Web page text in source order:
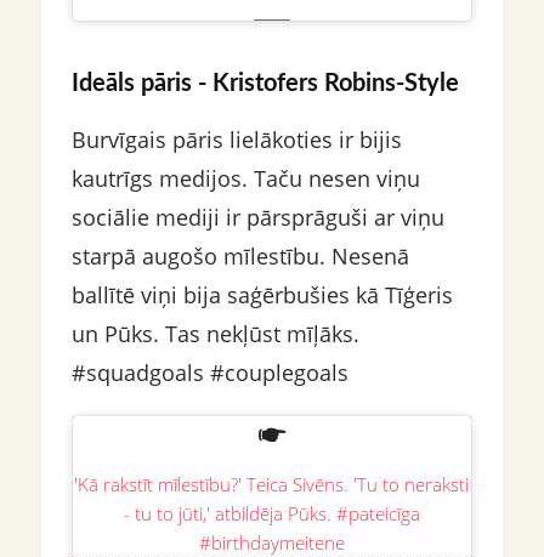
Ideāls pāris - Kristofers Robins-Style
Burvīgais pāris lielākoties ir bijis
kautrīgs medijos. Taču nesen viņu
sociālie mediji ir pārsprāguši ar viņu
starpā augošo mīlestību. Nesenā
ballītē viņi bija saģērbušies kā Tīģeris
un Pūks. Tas nekļūst mīļāks.
#squadgoals #couplegoals
'Kā rakstīt mīlestību?' Teica Sivēns. 'Tu to neraksti
- tu to jūti,' atbildēja Pūks. #pateicīga
#birthdaymeitene